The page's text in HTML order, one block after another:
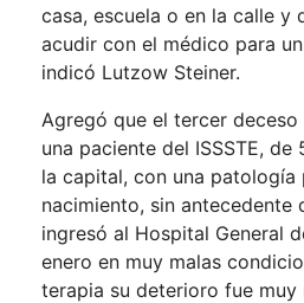
casa, escuela o en la calle y
acudir con el médico para
indicó Lutzow Steiner.
Agregó que el tercer
una paciente del ISSSTE,
la capital, con una
nacimiento, sin antecedente
ingresó al Hospital General
enero en muy malas
terapia su deterioro fue